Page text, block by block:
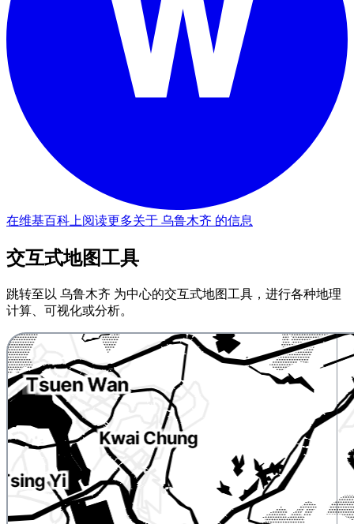
在维基百科上阅读更多关于 乌鲁木齐 的信息
交互式地图工具
跳转至以 乌鲁木齐 为中心的交互式地图工具，进行各种地理
计算、可视化或分析。